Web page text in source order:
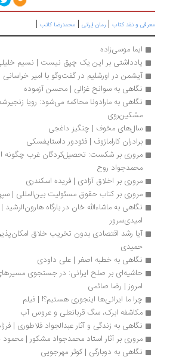
و نقد کتاب|رمان ایرانی|محمدرضا کاتب|
ایما موسی‌زاده
یادداشتی بر این یک چپق نیست | نسیم خلیلی
آیشمن در اورشلیم در گفت‌وگو با امیر خراسانی
نگاهی به سوانح غزالی | محسن آزموده
مشکین‌روی
سال‌های مخوف | چنگیز داغجی
برادران کارامازوف | فئودور داستایفسکی
محمدجواد روح
مروری بر اخلاق آزادی | فریده اسکندری
مروری بر کتاب حقوق مسئولیت بین‌المللی | سپهر
امیدی‌سرور
نگاهی به خطبه اصغر | علی داودی
امروز | رضا صائمی
چرا ما ایرانی‌ها اینجوری هستیم؟! | فیلم
مکاشفه ابرک، سگ قربانعلی و عروس آب
نگاهی به زندگی و آثار عبدالجواد فلاطوری | فرزاد
مروری بر آثار استاد محمدجواد مشکور | محمود
نگاهی به دوبارگی | کوثر مهرجویی